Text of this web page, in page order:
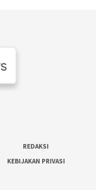
REDAKSI
KEBIJAKAN PRIVASI